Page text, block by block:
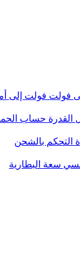
فولت فولت إلى
القدرة حساب
التحكم بالشحن
سعة البطارية